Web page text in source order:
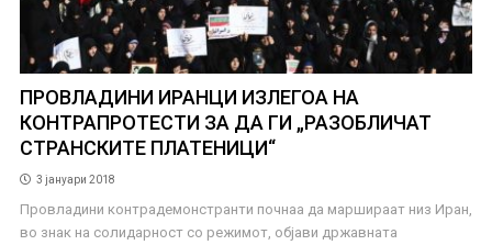
ПРОВЛАДИНИ ИРАНЦИ ИЗЛЕГОА НА
КОНТРАПРОТЕСТИ ЗА ДА ГИ „РАЗОБЛИЧАТ
СТРАНСКИТЕ ПЛАТЕНИЦИ“
3 јануари 2018
Провладини контрадемонстранти почнаа да маршираат низ Иран,
во знак на солидарност со режимот, објави државната